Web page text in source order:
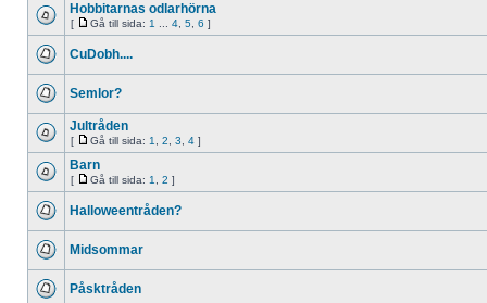
Hobbitarnas odlarhörna
[ Gå till sida: 1 4 5 6 ]
CuDobh....
Semlor?
Jultråden
[ Gå till sida: 1 2 3 4 ]
Barn
[ Gå till sida: 1 2 ]
Halloweentråden?
Midsommar
Påsktråden